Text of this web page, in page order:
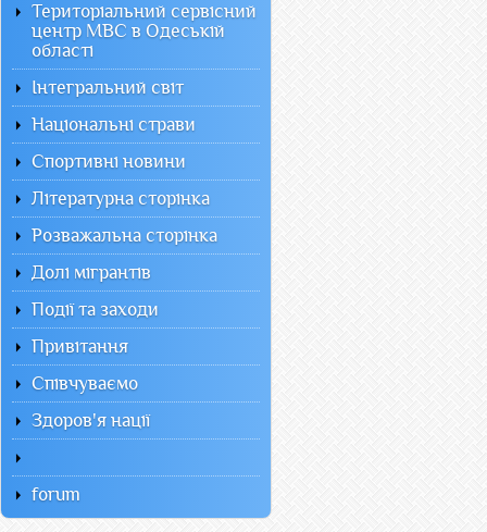
Територіальний сервісний
центр МВС в Одеській
області
Інтегральний світ
Національні страви
Спортивні новини
Літературна сторінка
Розважальна сторінка
Долі мігрантів
Події та заходи
Привітання
Співчуваємо
Здоров'я нації
forum